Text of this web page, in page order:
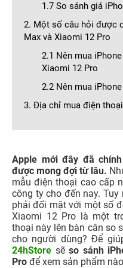
1.7 So sánh giá
2. Một số câu hỏi được
Max và Xiaomi 12 Pro
2.1 Nên mua
Xiaomi 12 Pro
2.2 Nên mua
3. Địa chỉ mua điện
Apple mới đây đã
được mong đợi từ lâu.
mẫu điện thoại cao cấp
công ty cho đến nay. Tuy
phải đối mặt với một số
Xiaomi 12 Pro là một
thoại này lên bàn cân so
cho người dùng? Để
24hStore sẽ so sánh
Pro để xem sản phẩm